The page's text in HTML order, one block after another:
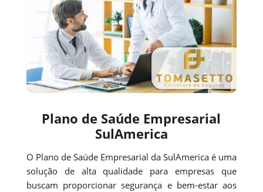
Plano de Saúde Empresarial
SulAmerica
O Plano de Saúde Empresarial da SulAmerica é uma
solução de alta qualidade para empresas que
buscam proporcionar segurança e bem-estar aos